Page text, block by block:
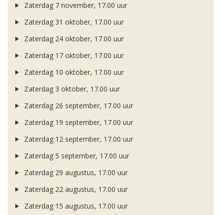
Zaterdag 7 november, 17.00 uur
Zaterdag 31 oktober, 17.00 uur
Zaterdag 24 oktober, 17.00 uur
Zaterdag 17 oktober, 17.00 uur
Zaterdag 10 oktober, 17.00 uur
Zaterdag 3 oktober, 17.00 uur
Zaterdag 26 september, 17.00 uur
Zaterdag 19 september, 17.00 uur
Zaterdag 12 september, 17.00 uur
Zaterdag 5 september, 17.00 uur
Zaterdag 29 augustus, 17.00 uur
Zaterdag 22 augustus, 17.00 uur
Zaterdag 15 augustus, 17.00 uur